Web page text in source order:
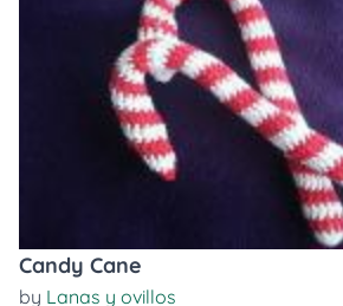
Candy Cane
by Lanas y ovillos